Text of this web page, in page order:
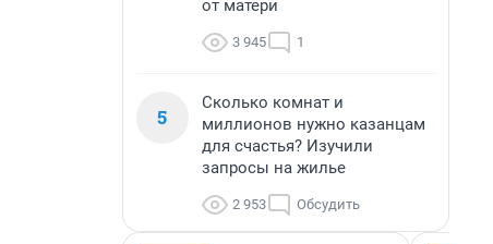
от матери
3 945 1
5
Сколько комнат и
миллионов нужно казанцам
для счастья? Изучили
запросы на жилье
2 953 Обсудить